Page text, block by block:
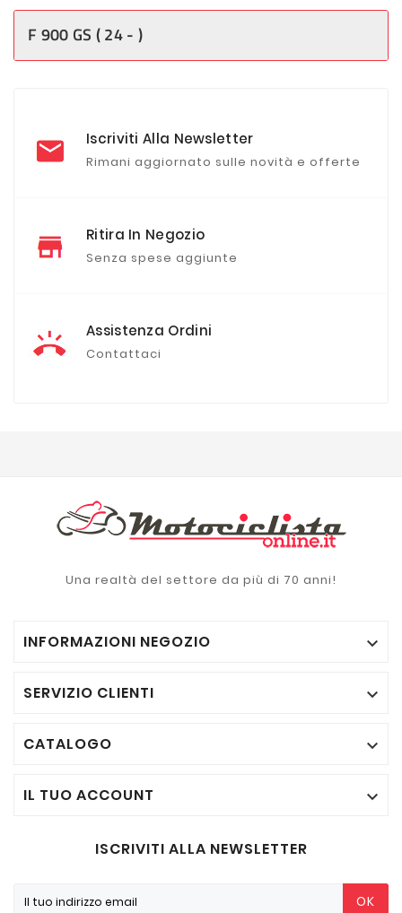
F 900 GS ( 24 - )
Iscriviti Alla Newsletter
Rimani aggiornato sulle novità e offerte
Ritira In Negozio
Senza spese aggiunte
Assistenza Ordini
Contattaci
Una realtà del settore da più di 70 anni!
INFORMAZIONI NEGOZIO 
SERVIZIO CLIENTI 
CATALOGO 
IL TUO ACCOUNT 
ISCRIVITI ALLA NEWSLETTER
OK